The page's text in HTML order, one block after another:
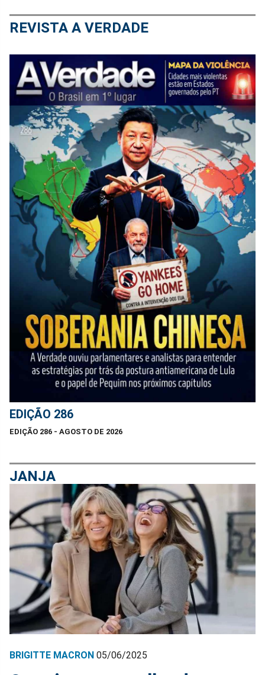
REVISTA A VERDADE
EDIÇÃO 286
EDIÇÃO 286 - AGOSTO DE 2026
JANJA
BRIGITTE MACRON 05/06/2025